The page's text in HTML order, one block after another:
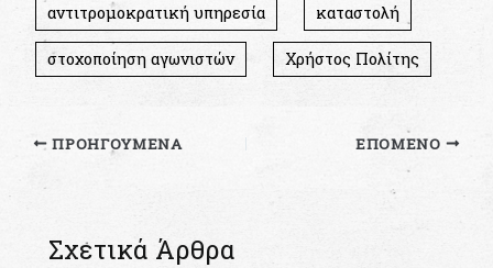
αντιτρομοκρατική υπηρεσία καταστολή
στοχοποίηση αγωνιστών Χρήστος Πολίτης
ΠΡΟΗΓΟΎΜΕΝΑ ΕΠΌΜΕΝΟ
Σχετικά Άρθρα